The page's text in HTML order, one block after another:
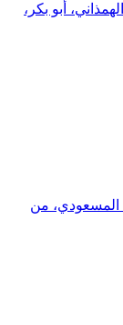
أبو بكر،
المسعودي، من